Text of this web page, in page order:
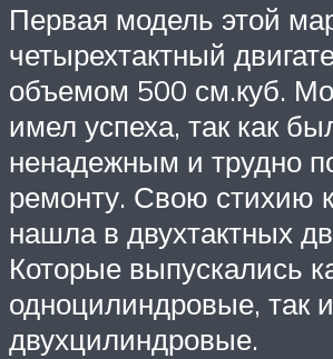
Первая модель этой
четырехтактный
объемом 500 см.куб.
имел успеха, так как
ненадежным и трудно
ремонту. Свою стихию
нашла в двухтактных
Которые выпускались
одноцилиндровые, так и
двухцилиндровые.